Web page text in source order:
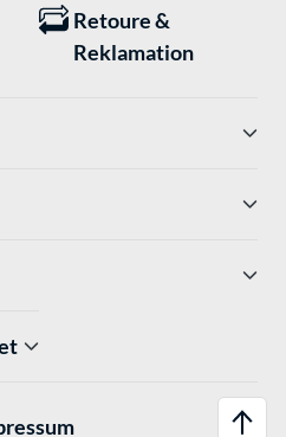
Retoure &
Reklamation